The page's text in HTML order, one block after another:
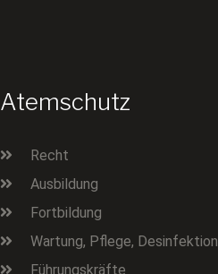
Atemschutz
Recht
Ausbildung
Fortbildung
Wartung, Pflege, Desinfektion
Führungskräfte